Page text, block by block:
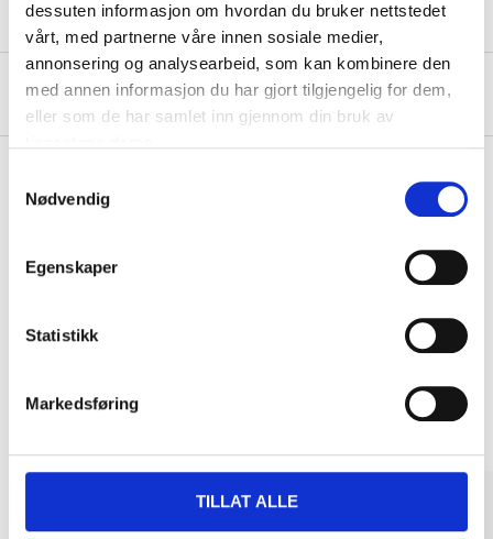
dessuten informasjon om hvordan du bruker nettstedet
vårt, med partnerne våre innen sosiale medier,
annonsering og analysearbeid, som kan kombinere den
med annen informasjon du har gjort tilgjengelig for dem,
eller som de har samlet inn gjennom din bruk av
Nødvendig
Egenskaper
Statistikk
Markedsføring
TILLAT ALLE
About the manufacturer
Other customers also bought